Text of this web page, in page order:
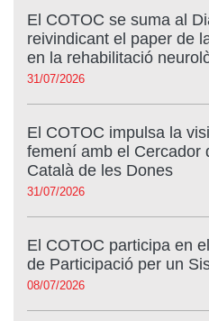
El COTOC se suma al
reivindicant el paper de
en la rehabilitació
31/07/2026
El COTOC impulsa la
femení amb el Cercador
Català de les Dones
31/07/2026
El COTOC participa en
de Participació per un
08/07/2026